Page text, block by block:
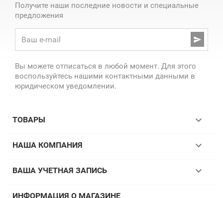
Получите наши последние новости и специальные
предложения

Вы можете отписаться в любой момент. Для этого
воспользуйтесь нашими контактными данными в
юридическом уведомлении.
ТОВАРЫ 
НАША КОМПАНИЯ 
ВАША УЧЕТНАЯ ЗАПИСЬ 
ИНФОРМАЦИЯ О МАГАЗИНЕ